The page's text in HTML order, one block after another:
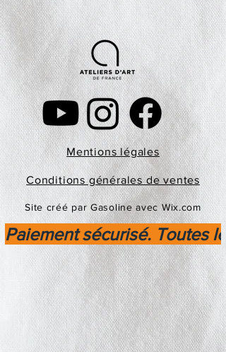
Mentions légales
Conditions générales de ventes
Site créé par Gasoline avec Wix.com
Paiement sécurisé. Toutes